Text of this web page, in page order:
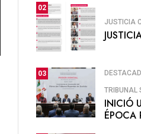
02
JUSTICIA
03
TRIBUNAL
INICIÓ
ÉPOCA